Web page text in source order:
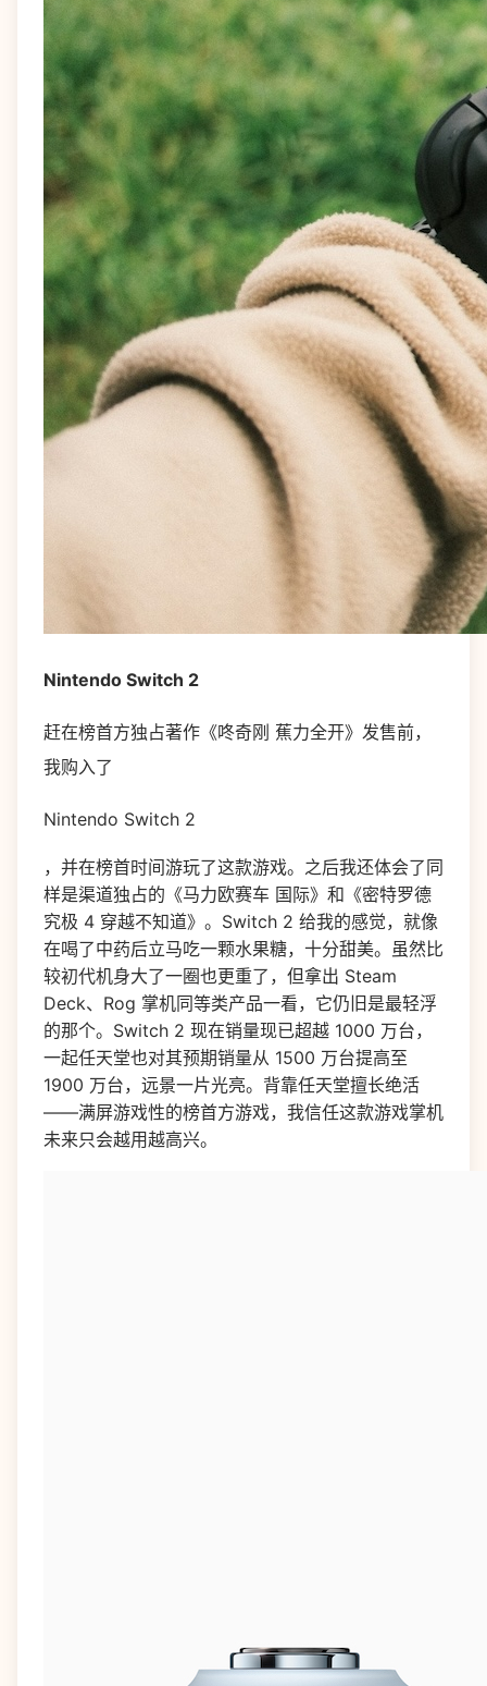
Nintendo Switch 2
赶在榜首方独占著作《咚奇刚 蕉力全开》发售前，
我购入了
Nintendo Switch 2
，并在榜首时间游玩了这款游戏。之后我还体会了同
样是渠道独占的《马力欧赛车 国际》和《密特罗德
究极 4 穿越不知道》。Switch 2 给我的感觉，就像
在喝了中药后立马吃一颗水果糖，十分甜美。虽然比
较初代机身大了一圈也更重了，但拿出 Steam
Deck、Rog 掌机同等类产品一看，它仍旧是最轻浮
的那个。Switch 2 现在销量现已超越 1000 万台，
一起任天堂也对其预期销量从 1500 万台提高至
1900 万台，远景一片光亮。背靠任天堂擅长绝活
——满屏游戏性的榜首方游戏，我信任这款游戏掌机
未来只会越用越高兴。